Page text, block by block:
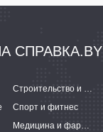
СПРАВКА.BY
Строительство и ремонт
Спорт и фитнес
Медицина и фармацевтика